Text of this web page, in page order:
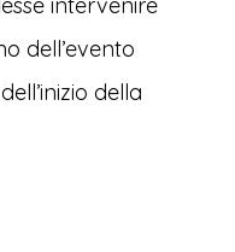
dell’evento
della